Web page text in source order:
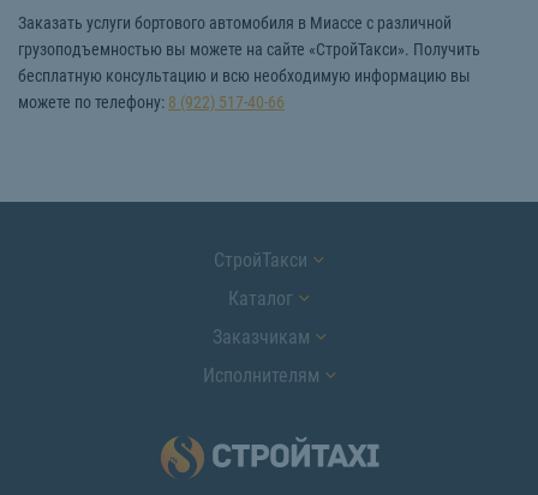
Заказать услуги бортового автомобиля в Миассе с различной
грузоподъемностью вы можете на сайте «СтройТакси». Получить
бесплатную консультацию и всю необходимую информацию вы
можете по телефону: 8 (922) 517-40-66
СтройТакси
Каталог
Заказчикам
Исполнителям